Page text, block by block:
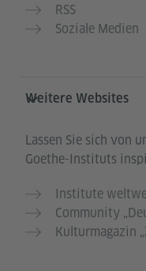
RSS
Soziale Medien
Weitere Websites
Lassen Sie sich von
Goethe-Instituts
Institute
Community
Kulturmagazin